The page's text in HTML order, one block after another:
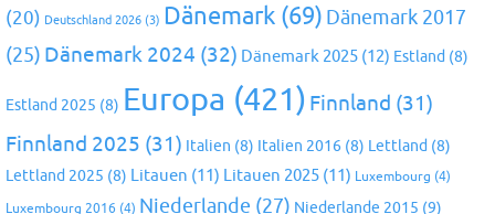
(20) Deutschland 2026 (3) Dänemark (69) Dänemark 2017
(25) Dänemark 2024 (32) Dänemark 2025 (12) Estland (8)
Estland 2025 (8) Europa (421) Finnland (31)
Finnland 2025 (31) Italien (8) Italien 2016 (8) Lettland (8)
Lettland 2025 (8) Litauen (11) Litauen 2025 (11) Luxembourg (4)
Luxembourg 2016 (4) Niederlande (27) Niederlande 2015 (9)